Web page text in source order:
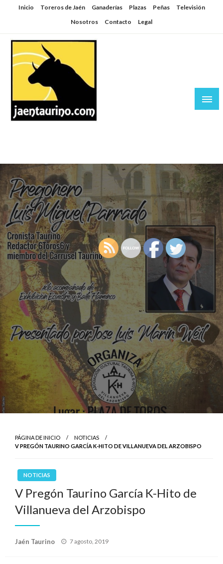
SaltarInicio Toreros de Jaén Ganaderías Plazas Peñas
Televisión
Nosotros
Contacto Legal
PÁGINA DE INICIO
NOTICIAS
V PREGÓN TAURINO GARCÍA K-HITO DE VILLANUEVA DEL ARZOBISPO
NOTICIAS
V Pregón Taurino García K-Hito de
Villanueva del Arzobispo
Jaén Taurino
Publicado
7 agosto, 2019